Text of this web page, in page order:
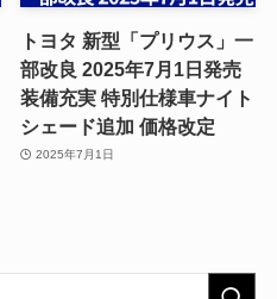
トヨタ 新型「プリウス」一
部改良 2025年7月1日発売
装備充実 特別仕様車ナイト
シェード追加 価格改定
2025年7月1日